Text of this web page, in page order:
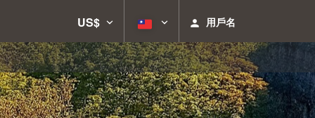
US$ 用戶名